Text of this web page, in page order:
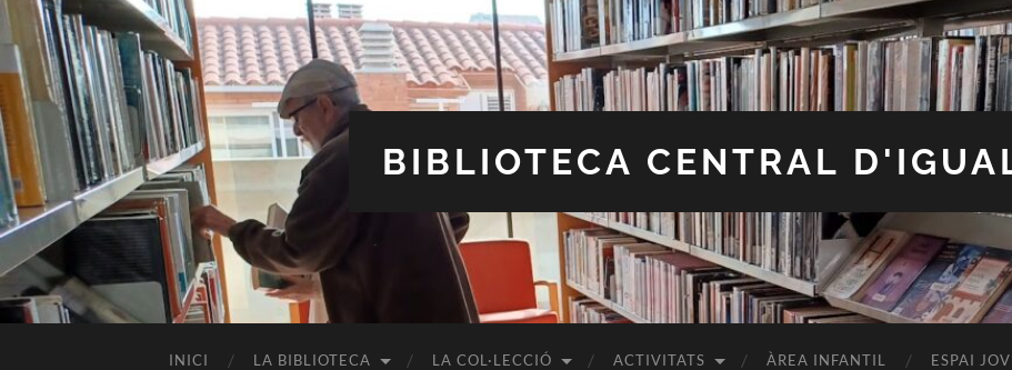
BIBLIOTECA CENTRAL
INICI LA BIBLIOTECA LA COL·LECCIÓ ACTIVITATS ÀREA INFANTIL ESPAI